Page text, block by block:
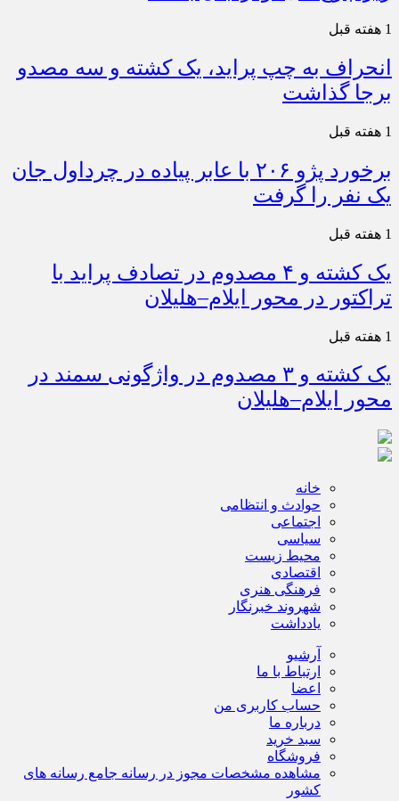
1 هفته قبل
انحراف به چپ پراید، یک کشته و سه مصدو
برجا گذاشت
1 هفته قبل
برخورد پژو ۲۰۶ با عابر پیاده در چرداول جان
یک نفر را گرفت
1 هفته قبل
یک کشته و ۴ مصدوم در تصادف پراید با
تراکتور در محور ایلام–هلیلان
1 هفته قبل
یک کشته و ۳ مصدوم در واژگونی سمند در
محور ایلام–هلیلان
خانه
حوادث و انتظامی
اجتماعی
سیاسی
محیط زیست
اقتصادی
فرهنگی هنری
شهروند خبرنگار
یادداشت
آرشیو
ارتباط با ما
اعضا
حساب کاربری من
درباره ما
سبد خرید
فروشگاه
مشاهده مشخصات مجوز در رسانه جامع رسانه های
کشور